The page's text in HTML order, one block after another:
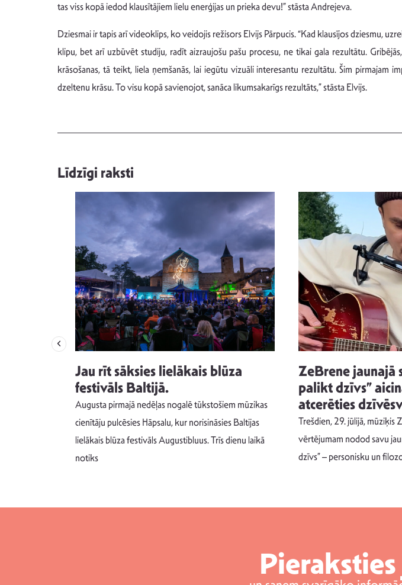
tas viss kopā iedod klausītājiem lielu enerģijas un prieka devu!” stāsta Andrejeva.
Dziesmai ir tapis arī videoklips, ko veidojis režisors Elvijs Pārpucis. “Kad klausījos dziesmu,
klipu, bet arī uzbūvēt studiju, radīt aizraujošu pašu procesu, ne tikai gala rezultātu.
krāsošanas, tā teikt, liela ņemšanās, lai iegūtu vizuāli interesantu rezultātu. Šim
dzeltenu krāsu. To visu kopā savienojot, sanāca likumsakarīgs rezultāts,” stāsta Elvijs.
Līdzīgi raksti
Jau rīt sāksies lielākais blūza
festivāls Baltijā.
Augusta pirmajā nedēļas nogalē tūkstošiem mūzikas
cienītāju pulcēsies Hāpsalu, kur norisināsies Baltijas
lielākais blūza festivāls Augustibluus. Trīs dienu laikā
notiks
ZeBrene jaunajā
palikt dzīvs”
atcerēties
Trešdien, 29. jūlijā, mūziķis
vērtējumam nodod savu
dzīvs” – personisku un